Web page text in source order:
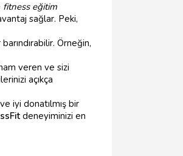
fitness eğitim
sağlar. Peki,
Örneğin,
veren ve sizi
açıkça
iyi donatılmış bir
deneyiminizi en